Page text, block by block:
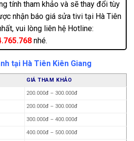
tính tham khảo và sẽ thay đổi tùy
nhận báo giá sửa tivi tại Hà Tiên
vui lòng liên hệ Hotline:
nhé.
tại Hà Tiên Kiên Giang
GIÁ THAM KHẢO
200.000đ – 300.000đ
200.000đ – 300.000đ
300.000đ – 400.000đ
400.000đ – 500.000đ